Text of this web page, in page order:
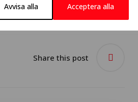
Avvisa alla Acceptera alla
user/michaelofrisorerna
Share this post